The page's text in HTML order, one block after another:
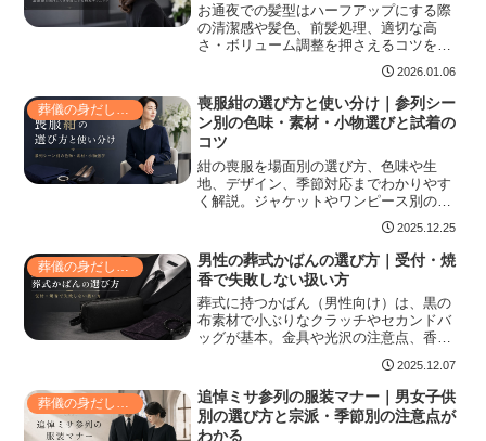
お通夜での髪型はハーフアップにする際
の清潔感や髪色、前髪処理、適切な高
さ・ボリューム調整を押さえるコツを紹
介。崩れない固定法や長さ別実例、細
毛・くせ毛の対策、時短アレンジと携行
品の選び方、弔問前の最終チェックリス
ト付きで当日の不安を解消。控えめで礼
儀正しい雰囲気に仕上げる具体的手順や
急な場面で役立つ携帯セットの中身例も
掲載。
2026.01.06
葬儀の身だしなみ
喪服紺の選び方と使い分け｜参列シー
ン別の色味・素材・小物選びと試着の
コツ
紺の喪服を場面別の選び方、色味や生
地、デザイン、季節対応までわかりやす
く解説。ジャケットやワンピース別の着
こなし、小物合わせ、購入・レンタル・
サイズ確認や手入れのポイントまで押さ
え、失敗しない準備をサポートします。
ネクタイや数珠、バッグと靴の合わせ方
からストッキングやコート選び、メンテ
ナンス性や試着時の肩幅・着丈チェック
まで、すぐ使えるチェックリスト付きで
安心して選べます。
2025.12.25
男性の葬式かばんの選び方｜受付・焼
香で失敗しない扱い方
葬式に持つかばん（男性向け）は、黒の
布素材で小ぶりなクラッチやセカンドバ
ッグが基本。金具や光沢の注意点、香典
や袱紗・数珠の収納法、受付から焼香・
席での扱い、購入時のサイズや底鋲確
認、日常手入れと当日の最終チェックま
で実例と写真でわかりやすく紹介しま
す。服装との合わせ方やサブバッグ運用
2025.12.07
葬儀の身だしなみ
追悼ミサ参列の服装マナー｜男女子供
別の選び方と宗派・季節別の注意点が
わかる